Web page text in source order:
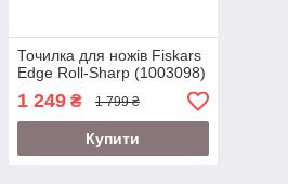
Точилка для ножів Fiskars
Edge Roll-Sharp (1003098)
1 249 ₴ 1 799 ₴
Купити